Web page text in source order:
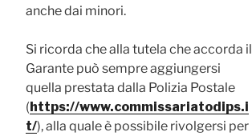
anche dai minori.
Si ricorda che alla tutela che accorda il
Garante può sempre aggiungersi
quella prestata dalla Polizia Postale
(https://www.commissariatodips.i
t/), alla quale è possibile rivolgersi per